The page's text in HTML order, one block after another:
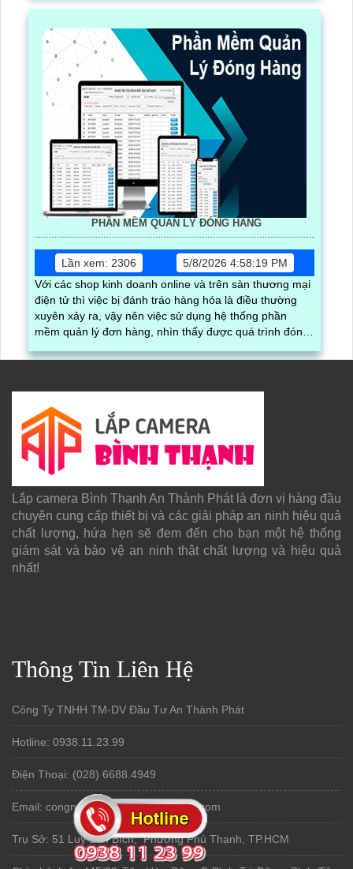
PHẦN MỀM QUẢN LÝ ĐÓNG HÀNG
Lần xem: 2306
5/8/2026 4:58:19 PM
Với các shop kinh doanh online và trên sàn thương mại
điện tử thì việc bị đánh tráo hàng hóa là điều thường
xuyên xảy ra, vậy nên việc sử dụng hệ thống phần
mềm quản lý đơn hàng, nhìn thấy được quá trình đóng
được ghi lại một cách dễ dàng
Lắp camera Bình Thạnh An Thành Phát là đơn vị hàng đầu
chuyên cung cấp thiết bị và các giải pháp an ninh hiệu quả
chất lượng, hứa hẹn sẽ đem đến cho bạn một hệ thống
giám sát và bảo vệ an ninh thật chất lượng và hiệu quả
nhất!
Thông Tin Liên Hệ
Công Ty TNHH TM-DV Đầu Tư An Thành Phát
Hotline: 0938.11.23.99
Điện Thoại: (028) 6688.4949
Email: congngheanthanhphat@gmail.com
Trụ Sở: 51 Luỹ Bán Bích, Phường Phú Thạnh, TP.HCM